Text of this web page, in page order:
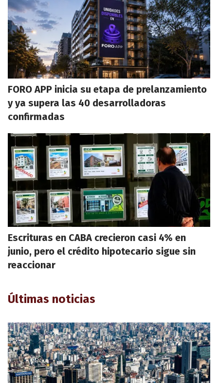
FORO APP inicia su etapa de prelanzamiento
y ya supera las 40 desarrolladoras
confirmadas
Escrituras en CABA crecieron casi 4% en
junio, pero el crédito hipotecario sigue sin
reaccionar
Últimas noticias